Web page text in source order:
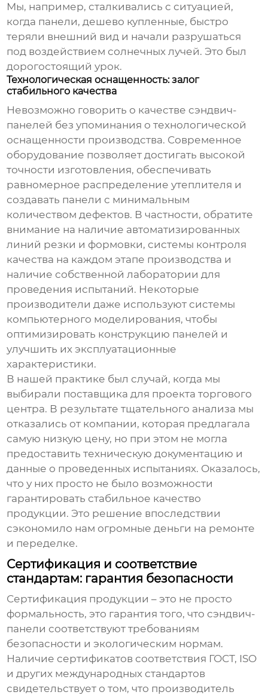
Мы, например, сталкивались с ситуацией,
когда панели, дешево купленные, быстро
теряли внешний вид и начали разрушаться
под воздействием солнечных лучей. Это был
дорогостоящий урок.
Технологическая оснащенность: залог
стабильного качества
Невозможно говорить о качестве сэндвич-
панелей без упоминания о технологической
оснащенности производства. Современное
оборудование позволяет достигать высокой
точности изготовления, обеспечивать
равномерное распределение утеплителя и
создавать панели с минимальным
количеством дефектов. В частности, обратите
внимание на наличие автоматизированных
линий резки и формовки, системы контроля
качества на каждом этапе производства и
наличие собственной лаборатории для
проведения испытаний. Некоторые
производители даже используют системы
компьютерного моделирования, чтобы
оптимизировать конструкцию панелей и
улучшить их эксплуатационные
характеристики.
В нашей практике был случай, когда мы
выбирали поставщика для проекта торгового
центра. В результате тщательного анализа мы
отказались от компании, которая предлагала
самую низкую цену, но при этом не могла
предоставить техническую документацию и
данные о проведенных испытаниях. Оказалось,
что у них просто не было возможности
гарантировать стабильное качество
продукции. Это решение впоследствии
сэкономило нам огромные деньги на ремонте
и переделке.
Сертификация и соответствие
стандартам: гарантия безопасности
Сертификация продукции – это не просто
формальность, это гарантия того, что сэндвич-
панели соответствуют требованиям
безопасности и экологическим нормам.
Наличие сертификатов соответствия ГОСТ, ISO
и других международных стандартов
свидетельствует о том, что производитель